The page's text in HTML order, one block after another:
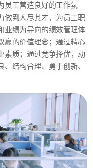
员工营造良好的工作氛
做到人尽其才，为员工职
业绩为导向的绩效管理体
赢的价值理念；通过精心
素质；通过竞争择优，动
结构合理、勇于创新、